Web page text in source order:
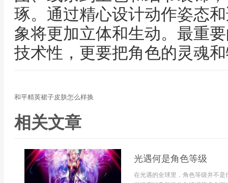
琢。通过精心设计动作姿态
象将更加立体和生动。最重
技术性，更要把角色的灵魂
和平精英裙子皮肤怎么样换
相关文章
光遇何是角色等级
在光遇的全球里，角色等级并不